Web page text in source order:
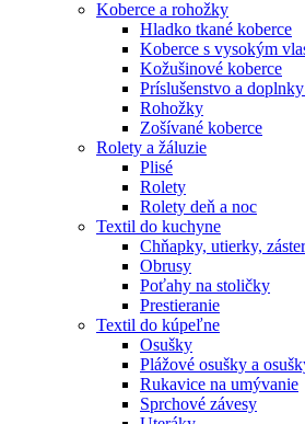
Koberce a rohožky
Hladko tkané koberce
Koberce s vysokým
Kožušinové koberce
Príslušenstvo a
Rohožky
Zošívané koberce
Rolety a žáluzie
Plisé
Rolety
Rolety deň a noc
Textil do kuchyne
Chňapky, utierky,
Obrusy
Poťahy na stoličky
Prestieranie
Textil do kúpeľne
Osušky
Plážové osušky a
Rukavice na umývanie
Sprchové závesy